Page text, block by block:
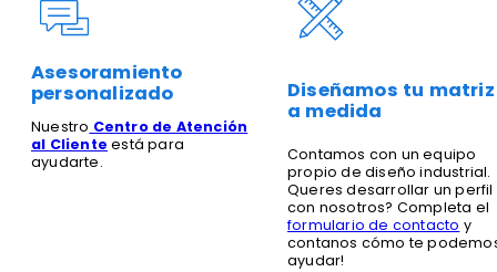
Asesoramiento
personalizado
Nuestro Centro de Atención
al Cliente está para
ayudarte.
Diseñamos tu matriz
a medida
Contamos con un equipo
propio de diseño industrial.
Queres desarrollar un perfil
con nosotros? Completa el
formulario de contacto y
contanos cómo te
ayudar!